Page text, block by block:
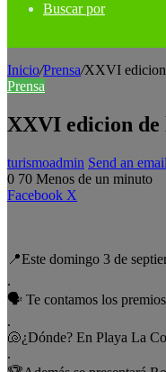
Buscar por
Inicio/Prensa/XXVI edicion
Prensa
XXVI edicion de
turismoadmin Send an email
0 70 Menos de un minuto
Facebook X
📍Este domingo 3 de
.
🗣 Te contamos los
.
🐚¿Dónde? En Playa La
.